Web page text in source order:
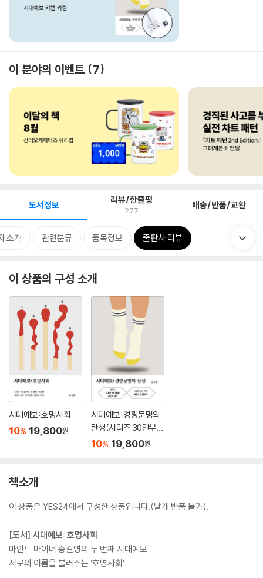
이 분야의 이벤트 7
도서정보 리뷰/한줄평
277 배송/반품/교환
소개 관련분류 품목정보 출판사 리뷰
이 상품의 구성 소개
시대예보: 호명사회
10% 19,800원
시대예보: 경량문명의
탄생(시리즈 30만부
기념 리커버 한정판)
10% 19,800원
책소개
이 상품은 YES24에서 구성한 상품입니다.(낱개 반품 불가).
[도서] 시대예보: 호명사회
마인드 마이너 송길영의 두 번째 시대예보
서로의 이름을 불러주는 ‘호명사회’